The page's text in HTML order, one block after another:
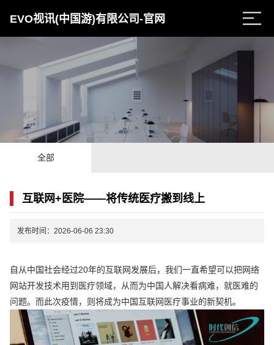
EVO视讯(中国游)有限公司-官网
全部
互联网+医院——将传统医疗搬到线上
发布时间：2026-06-06 23:30
自从中国社会经过20年的互联网发展后，我们一直希望可以把网络
网站开发技术用到医疗领域，从而为中国人解决看病难，就医难的
问题。而此次疫情，则将成为中国互联网医疗事业的新契机。